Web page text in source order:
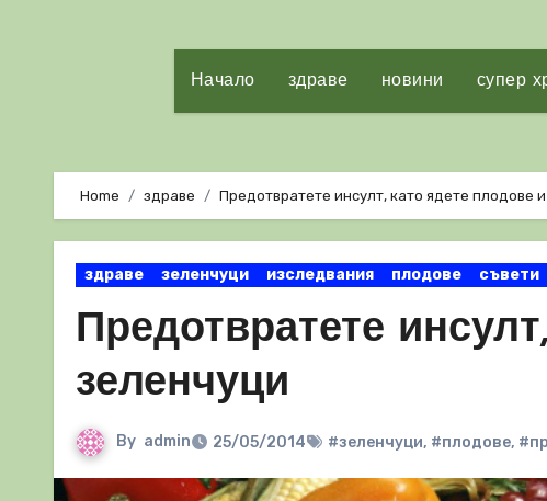
Начало здраве новини супер
Home здраве Предотвратете инсулт, като ядете плодове
здраве зеленчуци изследвания плодове съвети
Предотвратете
зеленчуци
By admin 25/05/2014 #зеленчуци, #плодове,